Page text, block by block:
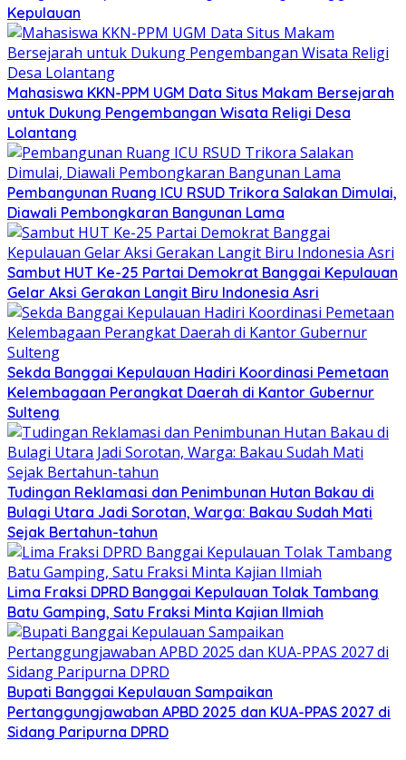
Kepulauan
Mahasiswa KKN-PPM UGM Data Situs Makam Bersejarah
untuk Dukung Pengembangan Wisata Religi Desa
Lolantang
Pembangunan Ruang ICU RSUD Trikora Salakan Dimulai,
Diawali Pembongkaran Bangunan Lama
Sambut HUT Ke-25 Partai Demokrat Banggai Kepulauan
Gelar Aksi Gerakan Langit Biru Indonesia Asri
Sekda Banggai Kepulauan Hadiri Koordinasi Pemetaan
Kelembagaan Perangkat Daerah di Kantor Gubernur
Sulteng
Tudingan Reklamasi dan Penimbunan Hutan Bakau di
Bulagi Utara Jadi Sorotan, Warga: Bakau Sudah Mati
Sejak Bertahun-tahun
Lima Fraksi DPRD Banggai Kepulauan Tolak Tambang
Batu Gamping, Satu Fraksi Minta Kajian Ilmiah
Bupati Banggai Kepulauan Sampaikan
Pertanggungjawaban APBD 2025 dan KUA-PPAS 2027 di
Sidang Paripurna DPRD